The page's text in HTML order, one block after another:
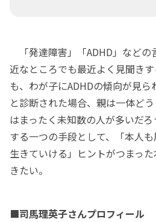
「発達障害」「ADHD」などの
近なところでも最近よく見聞き
も、わが子にADHDの傾向が見ら
と診断された場合、親は一体ど
はまったく未知数の人が多いだ
する一つの手段として、「本人
生きていける」ヒントがつまっ
きたい。
■司馬理英子さんプロフィール